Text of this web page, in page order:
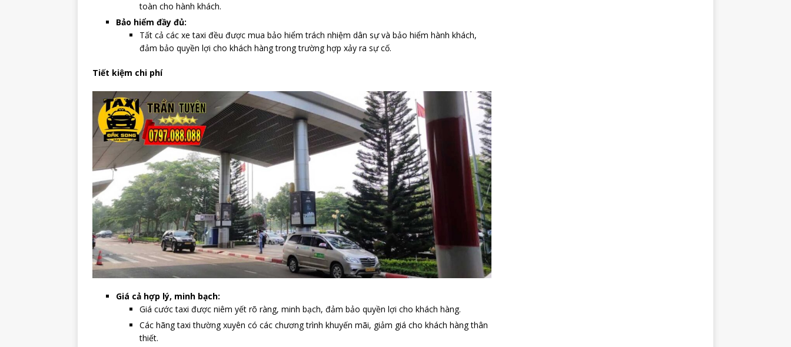
toàn cho hành khách.
Bảo hiểm đầy đủ:
Tất cả các xe taxi đều được mua bảo hiểm trách nhiệm dân sự và bảo hiểm hành khách,
đảm bảo quyền lợi cho khách hàng trong trường hợp xảy ra sự cố.
Tiết kiệm chi phí
Giá cả hợp lý, minh bạch:
Giá cước taxi được niêm yết rõ ràng, minh bạch, đảm bảo quyền lợi cho khách hàng.
Các hãng taxi thường xuyên có các chương trình khuyến mãi, giảm giá cho khách hàng thân
thiết.